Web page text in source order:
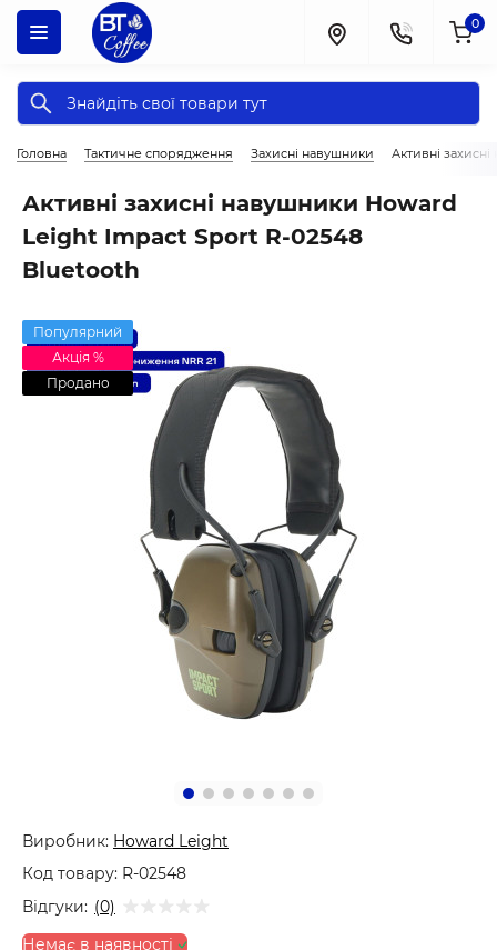
0
Головна Тактичне спорядження Захисні навушники Активні
Активні захисні навушники Howard
Leight Impact Sport R-02548
Bluetooth
Популярний
Акція %
Продано
Виробник: Howard Leight
Код товару: R-02548
Відгуки: (0)
Немає в наявності